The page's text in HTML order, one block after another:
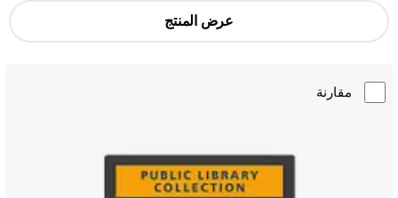
عرض المنتج
مقارنة